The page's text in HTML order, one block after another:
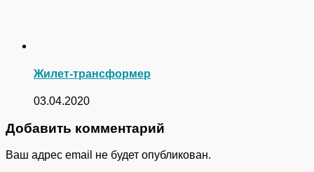
Жилет-трансформер
03.04.2020
Добавить комментарий
Ваш адрес email не будет опубликован.